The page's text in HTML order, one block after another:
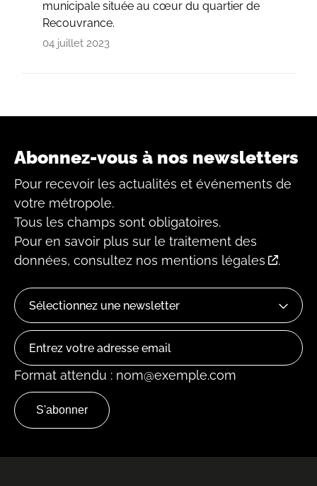
municipale située au cœur du quartier de
Recouvrance.
04 juillet 2023
Abonnez-vous à nos newsletters
Pour recevoir les actualités et événements de
votre métropole.
Tous les champs sont obligatoires.
Pour en savoir plus sur le traitement des
données, consultez nos mentions légales .
Format attendu : nom@exemple.com